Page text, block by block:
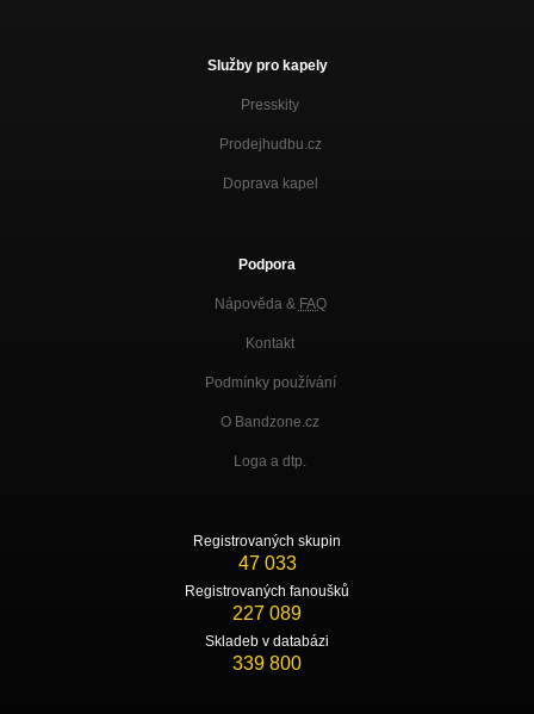
Služby pro kapely
Presskity
Prodejhudbu.cz
Doprava kapel
Podpora
Nápověda & FAQ
Kontakt
Podmínky používání
O Bandzone.cz
Loga a dtp.
Registrovaných skupin
47 033
Registrovaných fanoušků
227 089
Skladeb v databázi
339 800